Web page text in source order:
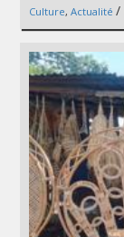
Culture, Actualité /